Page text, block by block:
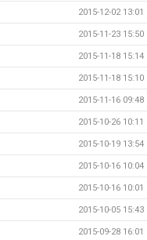
2015-12-02 13:01
2015-11-23 15:50
2015-11-18 15:14
2015-11-18 15:10
2015-11-16 09:48
2015-10-26 10:11
2015-10-19 13:54
2015-10-16 10:04
2015-10-16 10:01
2015-10-05 15:43
2015-09-28 16:01